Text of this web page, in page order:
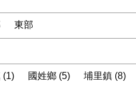
東部
(1) 國姓鄉 (5) 埔里鎮 (8)